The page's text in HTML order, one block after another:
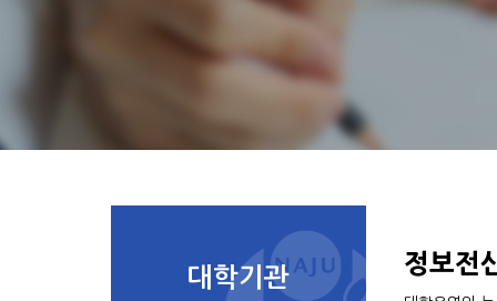
대학기관
정보전